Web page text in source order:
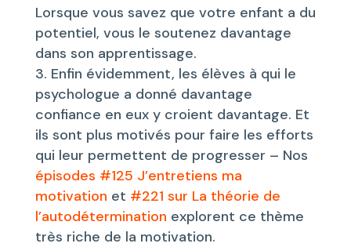
Lorsque vous savez que votre enfant a du
potentiel, vous le soutenez davantage
dans son apprentissage.
Enfin évidemment, les élèves à qui le
psychologue a donné davantage
confiance en eux y croient davantage. Et
ils sont plus motivés pour faire les efforts
qui leur permettent de progresser – Nos
épisodes #125 J’entretiens ma
motivation et #221 sur La théorie de
l’autodétermination explorent ce thème
très riche de la motivation.